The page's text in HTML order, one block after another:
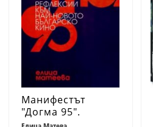
Манифестът
"Догма 95".
Рефлексии към